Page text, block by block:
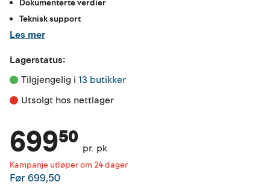
Dokumenterte verdier
Teknisk support
Les mer
Lagerstatus:
Tilgjengelig i 13 butikker
Utsolgt hos nettlager
Kampanje utløper om 24 dager
699⁵⁰ pr. pk
Før699,50